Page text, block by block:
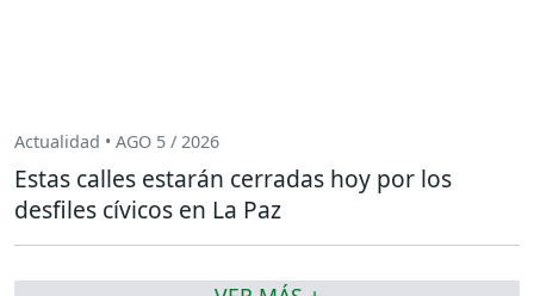
Actualidad • AGO 5 / 2026
Estas calles estarán cerradas hoy por los
desfiles cívicos en La Paz